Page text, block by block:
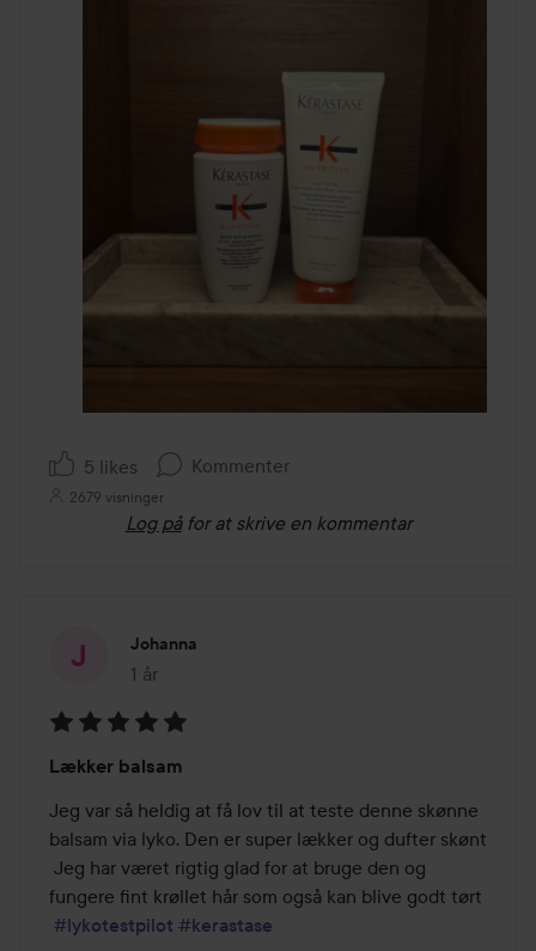
5 likes Kommenter
2679 visninger
Log på for at skrive en kommentar
Johanna
1 år
Posten blev oprettet 1 år
5
ud
af
5
Lækker balsam
Jeg var så heldig at få lov til at teste denne skønne
balsam via lyko. Den er super lækker og dufter skønt
fungere fint krøllet hår som også kan blive godt tørt
#lykotestpilot #kerastase